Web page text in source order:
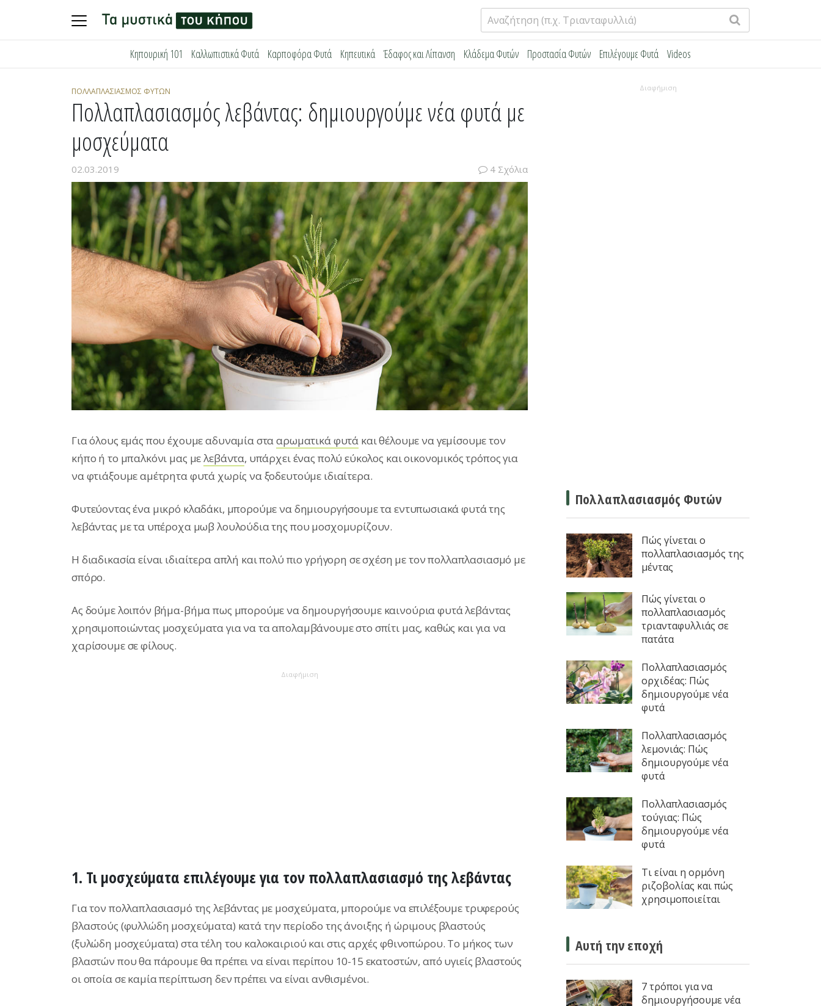
Αναζήτηση
για:
Κηπουρική 101 Καλλωπιστικά Φυτά Καρποφόρα Φυτά Κηπευτικά Έδαφος και Λίπανση Κλάδεμα Φυτών Προστασία Φυτών Επιλέγουμε Φυτά Videos
ΠΟΛΛΑΠΛΑΣΙΑΣΜΌΣ ΦΥΤΏΝ
Πολλαπλασιασμός λεβάντας: δημιουργούμε νέα φυτά με
μοσχεύματα
02.03.2019 4 Σχόλια
Για όλους εμάς που έχουμε αδυναμία στααρωματικά φυτά και θέλουμε να γεμίσουμε τον
κήπο ή το μπαλκόνι μας μελεβάντα, υπάρχει ένας πολύ εύκολος και οικονομικός τρόπος για
να φτιάξουμε αμέτρητα φυτά χωρίς να ξοδευτούμε ιδιαίτερα.
Φυτεύοντας ένα μικρό κλαδάκι, μπορούμε να δημιουργήσουμε τα εντυπωσιακά φυτά της
λεβάντας με τα υπέροχα μωβ λουλούδια της που μοσχομυρίζουν.
Η διαδικασία είναι ιδιαίτερα απλή και πολύ πιο γρήγορη σε σχέση με τον πολλαπλασιασμό με
σπόρο.
Ας δούμε λοιπόν βήμα-βήμα πως μπορούμε να δημουργήσουμε καινούρια φυτά λεβάντας
χρησιμοποιώντας μοσχεύματα για να τα απολαμβάνουμε στο σπίτι μας, καθώς και για να
χαρίσουμε σε φίλους.
Διαφήμιση
1. Τι μοσχεύματα επιλέγουμε για τον πολλαπλασιασμό της λεβάντας
Για τον πολλαπλασιασμό της λεβάντας με μοσχεύματα, μπορούμε να επιλέξουμε τρυφερούς
βλαστούς (φυλλώδη μοσχεύματα) κατά την περίοδο της άνοιξης ή ώριμους βλαστούς
(ξυλώδη μοσχεύματα) στα τέλη του καλοκαιριού και στις αρχές φθινοπώρου. Το μήκος των
βλαστών που θα πάρουμε θα πρέπει να είναι περίπου 10-15 εκατοστών, από υγιείς βλαστούς
οι οποία σε καμία περίπτωση δεν πρέπει να είναι ανθισμένοι.
Διαφήμιση
Πολλαπλασιασμός Φυτών
Πώς γίνεται ο
πολλαπλασιασμός της
μέντας
Πώς γίνεται ο
πολλαπλασιασμός
τριανταφυλλιάς σε
πατάτα
Πολλαπλασιασμός
ορχιδέας: Πώς
δημιουργούμε νέα
φυτά
Πολλαπλασιασμός
λεμονιάς: Πώς
δημιουργούμε νέα
φυτά
Πολλαπλασιασμός
τούγιας: Πώς
δημιουργούμε νέα
φυτά
Τι είναι η ορμόνη
ριζοβολίας και πώς
χρησιμοποιείται
Αυτή την εποχή
7 τρόποι για να
δημιουργήσουμε νέα